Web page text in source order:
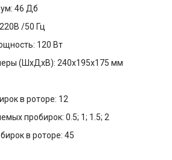
46 Дб
/50 Гц
120 Вт
(ШхДхВ): 240х195х175 мм
в роторе: 12
пробирок: 0.5; 1; 1.5; 2
в роторе: 45